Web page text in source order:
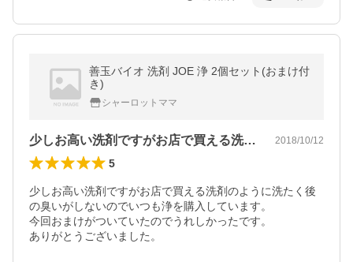
善玉バイオ 洗剤 JOE 浄 2個セット(おまけ付
き)
シャーロットママ
少しお高い洗剤ですがお店で買える洗剤の… 2018/10/12
5
少しお高い洗剤ですがお店で買える洗剤のように洗たく後
の臭いがしないのでいつも浄を購入しています。
今回おまけがついていたのでうれしかったです。
ありがとうございました。